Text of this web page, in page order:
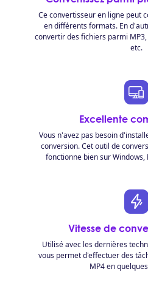
Ce convertisseur en ligne peut
en différents formats. En
convertir des fichiers parmi MP3,
etc.
Excellente
Vous n'avez pas besoin
conversion. Cet outil de
fonctionne bien sur Windows,
Vitesse de
Utilisé avec les dernières
vous permet d'effectuer des
MP4 en